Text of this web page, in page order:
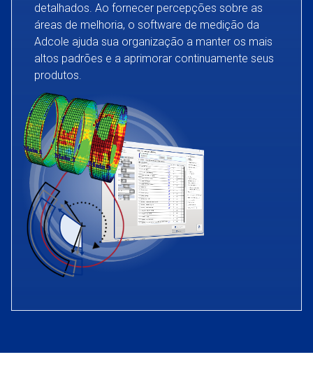
detalhados. Ao fornecer percepções sobre as
áreas de melhoria, o software de medição da
Adcole ajuda sua organização a manter os mais
altos padrões e a aprimorar continuamente seus
produtos.